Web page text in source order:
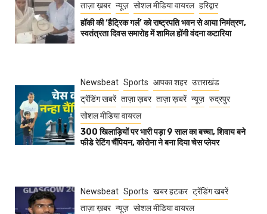
ताज़ा ख़बर न्यूज़ सोशल मीडिया वायरल हरिद्वार
हॉकी की ‘हैट्रिक गर्ल’ को राष्ट्रपति भवन से आया निमंत्रण,
स्वतंत्रता दिवस समारोह में शामिल होंगी वंदना कटारिया
Newsbeat Sports आपका शहर उत्तराखंड
ट्रेंडिंग खबरें ताज़ा ख़बर ताज़ा ख़बरें न्यूज़ रुद्रपुर
सोशल मीडिया वायरल
300 खिलाड़ियों पर भारी पड़ा 9 साल का बच्चा, शिवाय बने
फीडे रेटिंग चैंपियन, कोरोना ने बना दिया चेस प्लेयर
Newsbeat Sports खबर हटकर ट्रेंडिंग खबरें
ताज़ा ख़बर न्यूज़ सोशल मीडिया वायरल